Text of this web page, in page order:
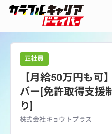
正社員
【月給50万円も可
バー[免許取得支援
り]
株式会社キョウトプラス